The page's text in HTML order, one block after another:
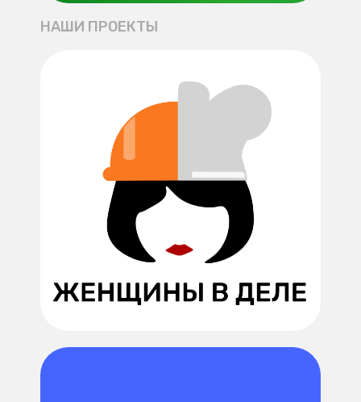
НАШИ ПРОЕКТЫ